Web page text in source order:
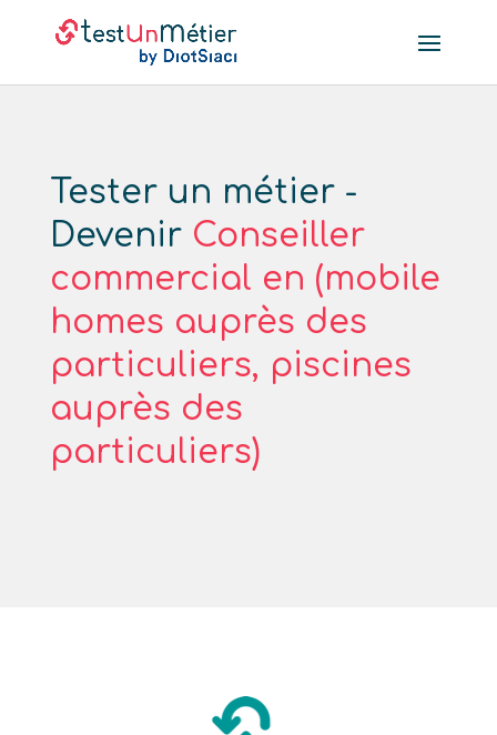
Tester un métier -
Devenir Conseiller
commercial en (mobile
homes auprès des
particuliers, piscines
auprès des
particuliers)